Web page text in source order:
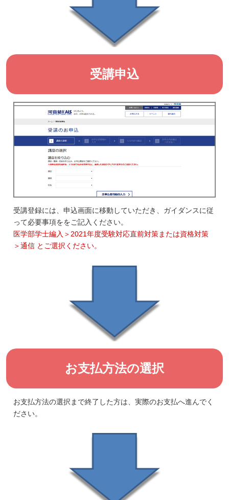
受講申込
受講登録には、申込画面に移動していただき、ガイダンスに従
って必要事項ををご記入ください。
医学部学士編入＞2021年度受験対応直前対策または資格対策
＞通信 とご選択ください。
お支払方法の選択
お支払方法の選択まで終了した方は、実際のお支払へ進んでく
ださい。